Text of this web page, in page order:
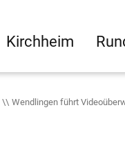
Kirchheim
Wendlingen führt